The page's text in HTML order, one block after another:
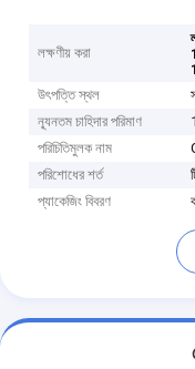
লক্ষণীয় করা
উৎপত্তি স্থল
ন্যূনতম চাহিদার পরিমাণ
পরিচিতিমুলক নাম
পরিশোধের শর্ত
প্যাকেজিং বিবরণ